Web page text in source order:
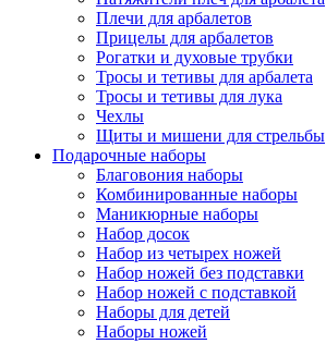
Плечи для арбалетов
Прицелы для арбалетов
Рогатки и духовые трубки
Тросы и тетивы для арбалета
Тросы и тетивы для лука
Чехлы
Щиты и мишени для стрельбы
Подарочные наборы
Благовония наборы
Комбинированные наборы
Маникюрные наборы
Набор досок
Набор из четырех ножей
Набор ножей без подставки
Набор ножей с подставкой
Наборы для детей
Наборы ножей